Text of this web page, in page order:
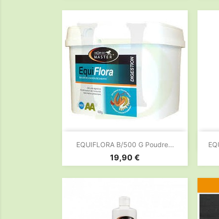
EQUIFLORA B/500 G Poudre...
Prix
19,90 €
Aperçu rapide